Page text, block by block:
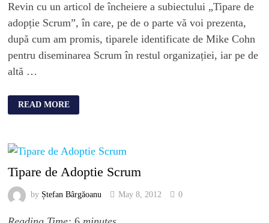
Revin cu un articol de încheiere a subiectului „Tipare de
adopție Scrum”, în care, pe de o parte vă voi prezenta,
după cum am promis, tiparele identificate de Mike Cohn
pentru diseminarea Scrum în restul organizației, iar pe de
altă …
READ MORE
Tipare de Adoptie Scrum
by Ștefan Bârgăoanu May 8, 2012 0